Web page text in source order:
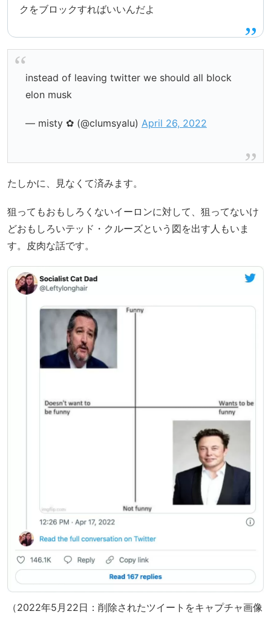
クをブロックすればいいんだよ
instead of leaving twitter we should all block
elon musk
— misty ✿ (@clumsyalu) April 26, 2022
たしかに、見なくて済みます。
狙ってもおもしろくないイーロンに対して、狙ってないけ
どおもしろいテッド・クルーズという図を出す人もいま
す。皮肉な話です。
（2022年5月22日：削除されたツイートをキャプチャ画像